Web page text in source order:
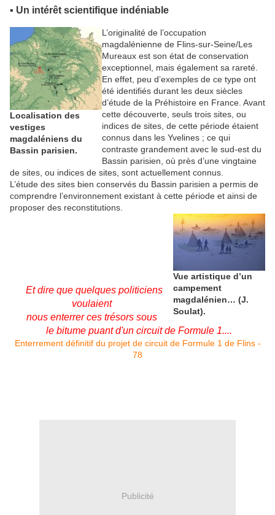
▪ Un intérêt scientifique indéniable
Localisation des
vestiges
magdaléniens du
Bassin parisien.
L’originalité de l’occupation
magdalénienne de Flins-sur-Seine/Les
Mureaux est son état de conservation
exceptionnel, mais également sa rareté.
En effet, peu d’exemples de ce type ont
été identifiés durant les deux siècles
d’étude de la Préhistoire en France. Avant
cette découverte, seuls trois sites, ou
indices de sites, de cette période étaient
connus dans les Yvelines ; ce qui
contraste grandement avec le sud-est du
Bassin parisien, où près d’une vingtaine
de sites, ou indices de sites, sont actuellement connus.
L’étude des sites bien conservés du Bassin parisien a permis de
comprendre l’environnement existant à cette période et ainsi de
proposer des reconstitutions.
Vue artistique d’un
campement
magdalénien… (J.
Soulat).
Et dire que quelques politiciens
voulaient
nous enterrer ces trésors sous
le bitume puant d'un circuit de Formule 1....
Enterrement définitif du projet de circuit de Formule 1 de Flins -
78
Publicité